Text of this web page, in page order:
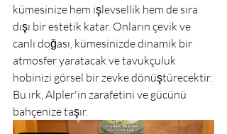
kümesinize hem işlevsellik hem de sıra
dışı bir estetik katar. Onların çevik ve
canlı doğası, kümesinizde dinamik bir
atmosfer yaratacak ve tavukçuluk
hobinizi görsel bir zevke dönüştürecektir.
Bu ırk, Alpler'in zarafetini ve gücünü
bahçenize taşır.